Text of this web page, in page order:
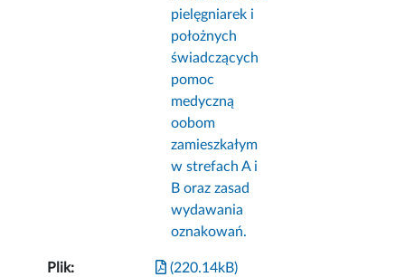
pielęgniarek i
położnych
świadczących
pomoc
medyczną
oobom
zamieszkałym
w strefach A i
B oraz zasad
wydawania
oznakowań.
Plik: (220.14kB)